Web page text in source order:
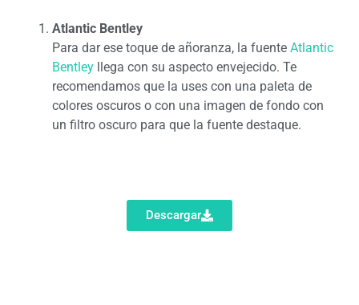
Atlantic Bentley
Para dar ese toque de añoranza, la fuente Atlantic
Bentley llega con su aspecto envejecido. Te
recomendamos que la uses con una paleta de
colores oscuros o con una imagen de fondo con
un filtro oscuro para que la fuente destaque.
Descargar